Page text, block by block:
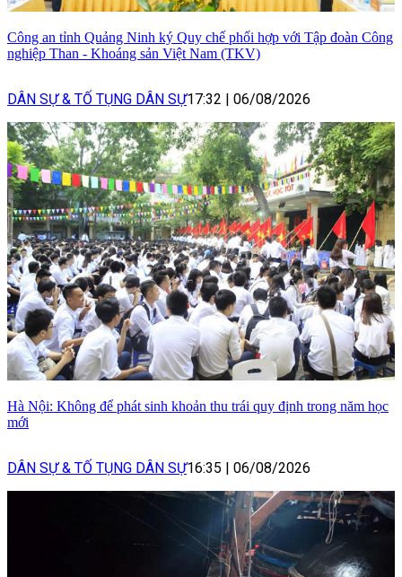
Công an tỉnh Quảng Ninh ký Quy chế phối hợp với Tập đoàn Công
nghiệp Than - Khoáng sản Việt Nam (TKV)
DÂN SỰ & TỐ TỤNG DÂN SỰ17:32 06/08/2026
Hà Nội: Không để phát sinh khoản thu trái quy định trong năm học
mới
DÂN SỰ & TỐ TỤNG DÂN SỰ16:35 06/08/2026